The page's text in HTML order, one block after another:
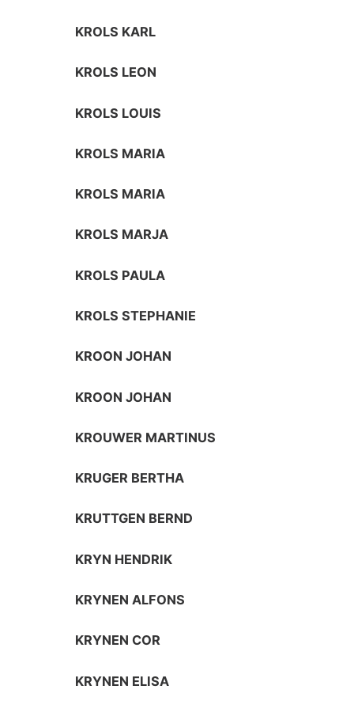
KROLS KARL
KROLS LEON
KROLS LOUIS
KROLS MARIA
KROLS MARIA
KROLS MARJA
KROLS PAULA
KROLS STEPHANIE
KROON JOHAN
KROON JOHAN
KROUWER MARTINUS
KRUGER BERTHA
KRUTTGEN BERND
KRYN HENDRIK
KRYNEN ALFONS
KRYNEN COR
KRYNEN ELISA